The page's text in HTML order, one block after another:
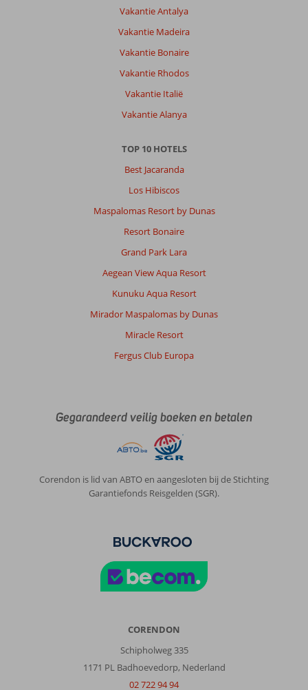
Vakantie Antalya
Vakantie Madeira
Vakantie Bonaire
Vakantie Rhodos
Vakantie Italië
Vakantie Alanya
TOP 10 HOTELS
Best Jacaranda
Los Hibiscos
Maspalomas Resort by Dunas
Resort Bonaire
Grand Park Lara
Aegean View Aqua Resort
Kunuku Aqua Resort
Mirador Maspalomas by Dunas
Miracle Resort
Fergus Club Europa
Gegarandeerd veilig boeken en betalen
Corendon is lid van ABTO en aangesloten bij de Stichting
Garantiefonds Reisgelden (SGR).
CORENDON
Schipholweg 335
1171 PL Badhoevedorp, Nederland
02 722 94 94